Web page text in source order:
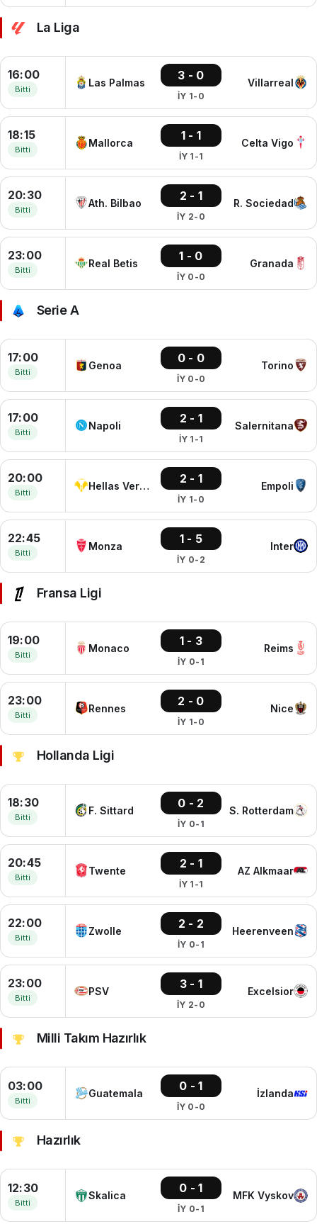
La Liga
16:00
Bitti
Las Palmas
3 - 0
İY 1-0
Villarreal
18:15
Bitti
Mallorca
1 - 1
İY 1-1
Celta Vigo
20:30
Bitti
Ath. Bilbao
2 - 1
İY 2-0
R. Sociedad
23:00
Bitti
Real Betis
1 - 0
İY 0-0
Granada
Serie A
17:00
Bitti
Genoa
0 - 0
İY 0-0
Torino
17:00
Bitti
Napoli
2 - 1
İY 1-1
Salernitana
20:00
Bitti
Hellas Verona
2 - 1
İY 1-0
Empoli
22:45
Bitti
Monza
1 - 5
İY 0-2
Inter
Fransa Ligi
19:00
Bitti
Monaco
1 - 3
İY 0-1
Reims
23:00
Bitti
Rennes
2 - 0
İY 1-0
Nice
Hollanda Ligi
18:30
Bitti
F. Sittard
0 - 2
İY 0-1
S. Rotterdam
20:45
Bitti
Twente
2 - 1
İY 1-1
AZ Alkmaar
22:00
Bitti
Zwolle
2 - 2
İY 0-1
Heerenveen
23:00
Bitti
PSV
3 - 1
İY 2-0
Excelsior
Milli Takım Hazırlık
03:00
Bitti
Guatemala
0 - 1
İY 0-0
İzlanda
Hazırlık
12:30
Bitti
Skalica
0 - 1
İY 0-1
MFK Vyskov